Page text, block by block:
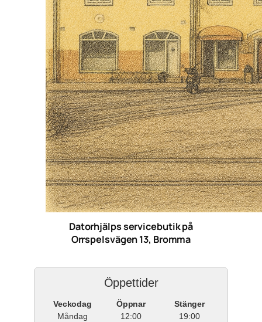
Datorhjälps servicebutik på
Orrspelsvägen 13, Bromma
Öppettider
Veckodag Öppnar
Stänger
Måndag
12:00
19:00